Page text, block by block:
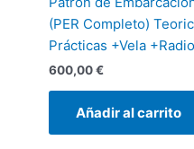
(PER Completo)
Prácticas +Vela +Radio
600,00€
Añadir al carrito